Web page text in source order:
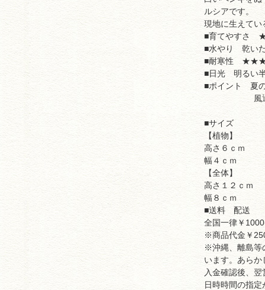
ルシアです。
現地に生えてい
■育てやす
■水やり 乾い
■耐寒性
■日光 明るい
■ポイント 夏
風通しの
■サイズ
【植物】
高さ６ｃｍ
幅４ｃｍ
【全体】
高さ１２ｃｍ
幅８ｃｍ
■送料 配送
全国一律￥
※商品代金￥
※沖縄、離島等
います。あら
入金確認後、
日時時間の指